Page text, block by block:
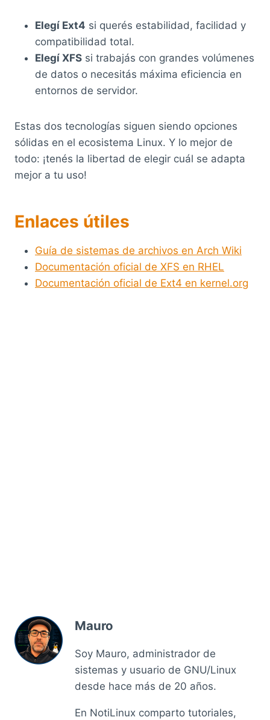
Elegí Ext4 si querés estabilidad, facilidad y
compatibilidad total.
Elegí XFS si trabajás con grandes volúmenes
de datos o necesitás máxima eficiencia en
entornos de servidor.
Estas dos tecnologías siguen siendo opciones
sólidas en el ecosistema Linux. Y lo mejor de
todo: ¡tenés la libertad de elegir cuál se adapta
mejor a tu uso!
Enlaces útiles
Guía de sistemas de archivos en Arch Wiki
Documentación oficial de XFS en RHEL
Documentación oficial de Ext4 en kernel.org
Mauro
Soy Mauro, administrador de
sistemas y usuario de GNU/Linux
desde hace más de 20 años.
En NotiLinux comparto tutoriales,